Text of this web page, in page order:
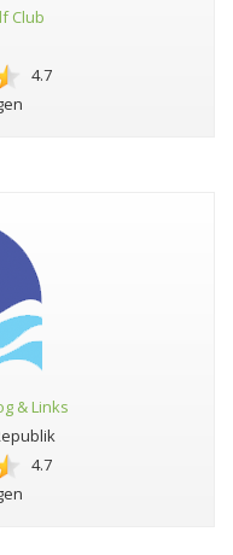
Club
4.7
& Links
4.7